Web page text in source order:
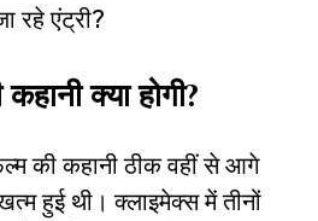
रहे एंट्री?
क्या होगी?
की कहानी ठीक वहीं से आगे
हुई थी। क्लाइमेक्स में तीनों